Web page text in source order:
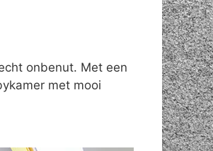
onbenut. Met een
met mooi